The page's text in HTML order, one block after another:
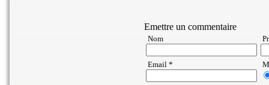
Emettre un commentaire
Nom
Email *